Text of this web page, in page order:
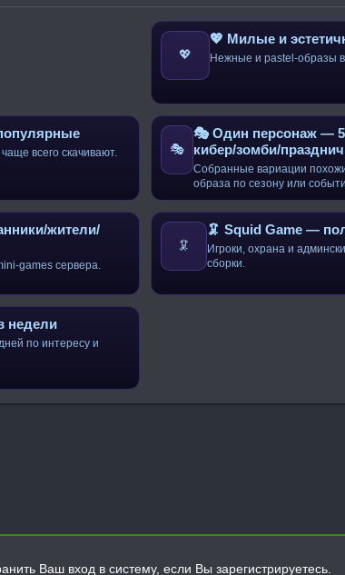
💖
💖 Милые и
Нежные и pastel-образы в
всего скачивают. 🎭
🎭 Один персонаж — 5
кибер/зомби/
Собранные вариации
образа по сезону или
жители/
games сервера.
🦑
🦑 Squid Game —
Игроки, охрана и
сборки.
недели
по интересу и
Ваш вход в систему, если Вы зарегистрируетесь.